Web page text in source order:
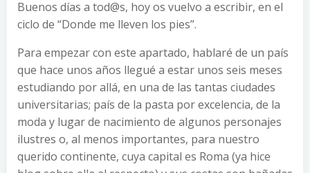
Buenos días a tod@s, hoy os vuelvo a escribir, en el
ciclo de “Donde me lleven los pies”.
Para empezar con este apartado, hablaré de un país
que hace unos años llegué a estar unos seis meses
estudiando por allá, en una de las tantas ciudades
universitarias; país de la pasta por excelencia, de la
moda y lugar de nacimiento de algunos personajes
ilustres o, al menos importantes, para nuestro
querido continente, cuya capital es Roma (ya hice